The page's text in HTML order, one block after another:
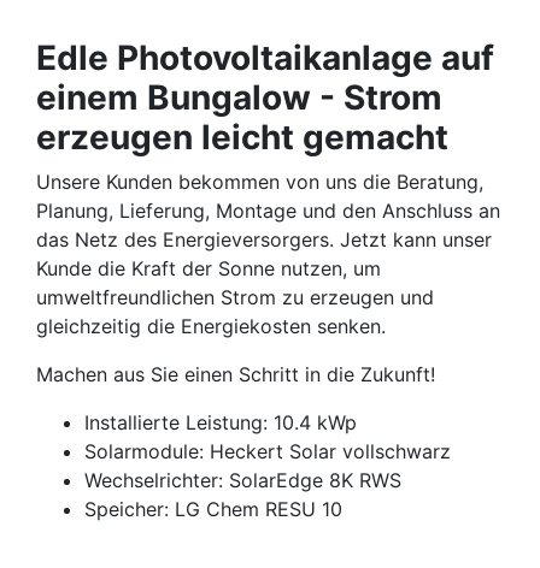
Edle Photovoltaikanlage auf
einem Bungalow - Strom
erzeugen leicht gemacht
Unsere Kunden bekommen von uns die Beratung,
Planung, Lieferung, Montage und den Anschluss an
das Netz des Energieversorgers. Jetzt kann unser
Kunde die Kraft der Sonne nutzen, um
umweltfreundlichen Strom zu erzeugen und
gleichzeitig die Energiekosten senken.
Machen aus Sie einen Schritt in die Zukunft!
Installierte Leistung: 10.4 kWp
Solarmodule: Heckert Solar vollschwarz
Wechselrichter: SolarEdge 8K RWS
Speicher: LG Chem RESU 10